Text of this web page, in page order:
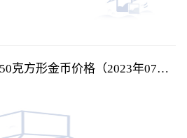
克方形金币价格（2023年07月